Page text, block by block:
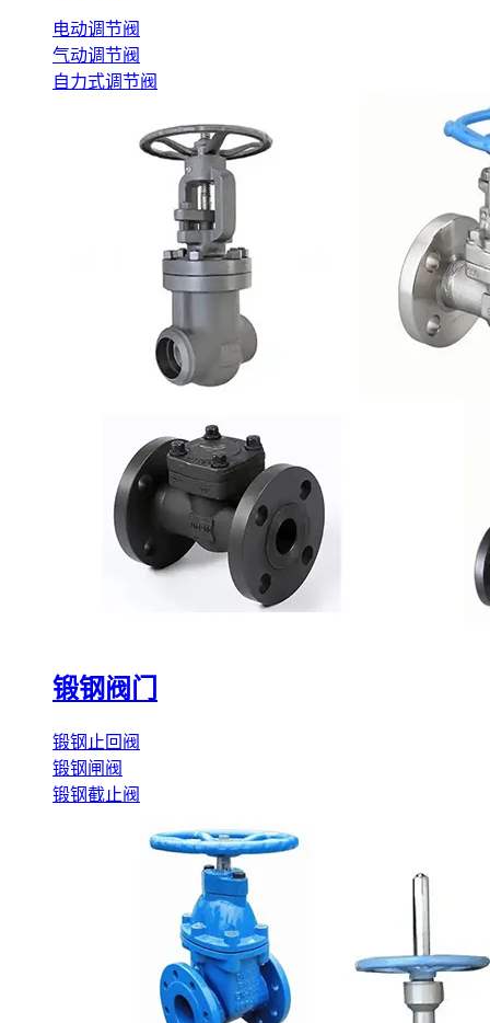
电动调节阀
气动调节阀
自力式调节阀
锻钢阀门
锻钢止回阀
锻钢闸阀
锻钢截止阀